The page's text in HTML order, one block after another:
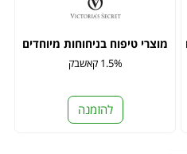
מוצרי טיפוח בניחוחות מיוחדים
1.5% קאשבק
להזמנה